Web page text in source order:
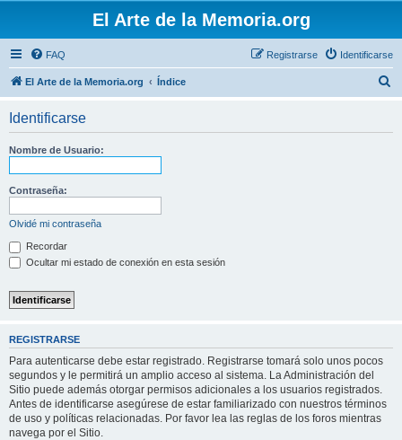
El Arte de la Memoria.org
FAQ Identificarse
Registrarse
El Arte de la Memoria.org Índice
Identificarse
Nombre de Usuario:
Contraseña:
Olvidé mi contraseña
Recordar
Ocultar mi estado de conexión en esta sesión
REGISTRARSE
Para autenticarse debe estar registrado. Registrarse tomará solo unos pocos
segundos y le permitirá un amplio acceso al sistema. La Administración del
Sitio puede además otorgar permisos adicionales a los usuarios registrados.
Antes de identificarse asegúrese de estar familiarizado con nuestros términos
de uso y políticas relacionadas. Por favor lea las reglas de los foros mientras
navega por el Sitio.